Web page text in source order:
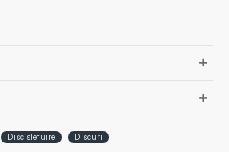
Disc slefuire Discuri